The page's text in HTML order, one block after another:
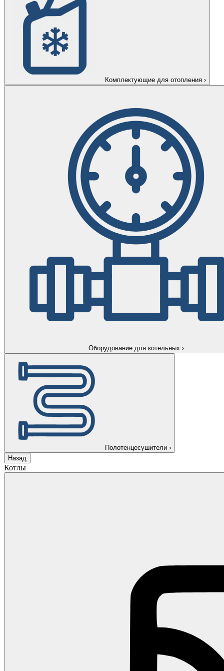
Комплектующие для отопления ›
Оборудование для котельных ›
Полотенцесушители ›
Назад
Котлы